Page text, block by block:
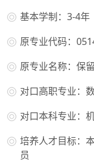
基本学制：3-4年
原专业代码：
原专业名称：保留
对口高职专业：
对口本科专业：
培养人才目标：
员